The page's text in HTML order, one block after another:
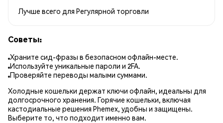
Лучше всего для Регулярной торговли
Советы:
Храните сид-фразы в безопасном офлайн-месте.
Используйте уникальные пароли и 2FA.
Проверяйте переводы малыми суммами.
Холодные кошельки держат ключи офлайн, идеальны для
долгосрочного хранения. Горячие кошельки, включая
кастодиальные решения Phemex, удобны и защищены.
Выберите то, что подходит именно вам.